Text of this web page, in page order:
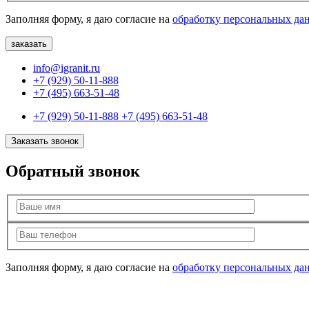
Заполняя форму, я даю согласие на обработку персональных
info@igranit.ru
+7 (929) 50-11-888
+7 (495) 663-51-48
+7 (929) 50-11-888 +7 (495) 663-51-48
Заказать звонок
Обратный звонок
Заполняя форму, я даю согласие на обработку персональных